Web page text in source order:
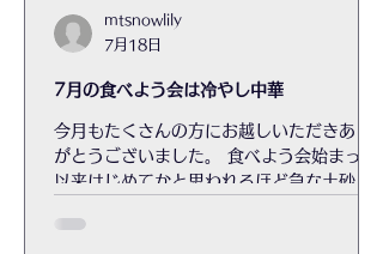
7月の食べよう会は冷やし中華
今月もたくさんの方にお越しいただきあり
がとうございました。 食べよう会始まって
以来はじめてかと思われるほど急な土砂降
た。 来月は8/20（木）人気の手打ちそばで
mtsnowlily
7月18日